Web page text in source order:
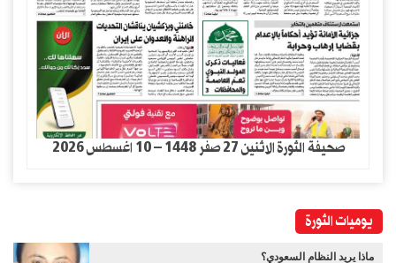
صحيفة الثورة الاثنين 27 صفر 1448 – 10 اغسطس 2026
يوميات الثورة
ماذا يريد النظام السعودي؟